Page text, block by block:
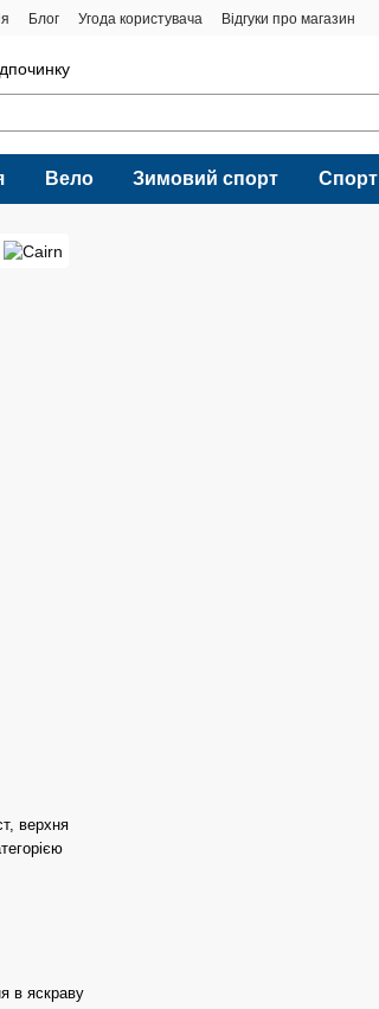
Блог Угода користувача Відгуки про магазин
Вело Зимовий спорт Спорт
верхня
в яскраву